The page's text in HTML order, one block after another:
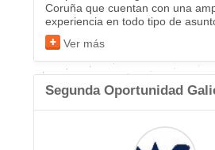
Coruña que cuentan con una
experiencia en todo tipo de
Ver más
Segunda Oportunidad